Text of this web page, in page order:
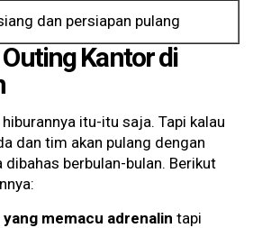
dan persiapan pulang
Kantor di
itu-itu saja. Tapi kalau
dan tim akan pulang dengan
berbulan-bulan. Berikut
memacu adrenalin tapi